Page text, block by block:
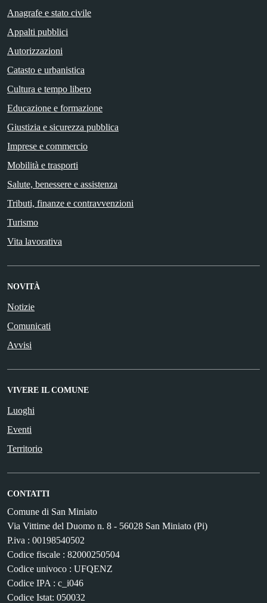
Anagrafe e stato civile
Appalti pubblici
Autorizzazioni
Catasto e urbanistica
Cultura e tempo libero
Educazione e formazione
Giustizia e sicurezza pubblica
Imprese e commercio
Mobilità e trasporti
Salute, benessere e assistenza
Tributi, finanze e contravvenzioni
Turismo
Vita lavorativa
NOVITÀ
Notizie
Comunicati
Avvisi
VIVERE IL COMUNE
Luoghi
Eventi
Territorio
CONTATTI
Comune di San Miniato
Via Vittime del Duomo n. 8 - 56028 San Miniato (Pi)
P.iva : 00198540502
Codice fiscale : 82000250504
Codice univoco : UFQENZ
Codice IPA : c_i046
Codice Istat: 050032